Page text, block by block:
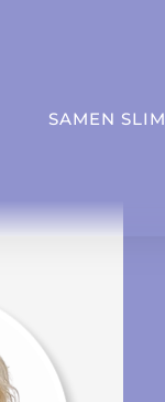
SAMEN SLIM